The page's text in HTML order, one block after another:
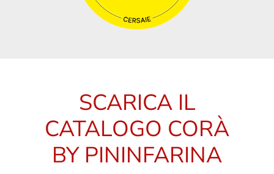
SCARICA IL
CATALOGO CORÀ
BY PININFARINA